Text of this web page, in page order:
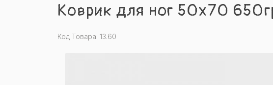
Коврик для ног 50х70
Код Товара: 13.60